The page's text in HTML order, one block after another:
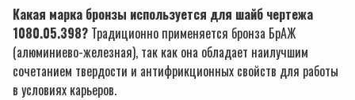
Какая марка бронзы используется для шайб чертежа
1080.05.398? Традиционно применяется бронза БрАЖ
(алюминиево-железная), так как она обладает наилучшим
сочетанием твердости и антифрикционных свойств для работы
в условиях карьеров.